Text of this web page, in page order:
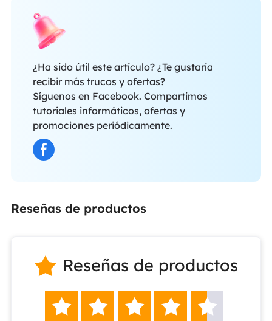
¿Ha sido útil este artículo? ¿Te gustaría
recibir más trucos y ofertas?
Síguenos en Facebook. Compartimos
tutoriales informáticos, ofertas y
promociones periódicamente.
Reseñas de productos
 Reseñas de productos
    